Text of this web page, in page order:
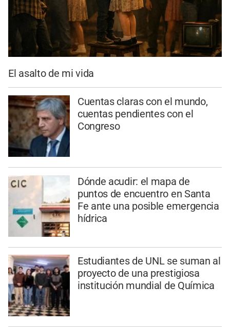
El asalto de mi vida
Cuentas claras con el mundo,
cuentas pendientes con el
Congreso
Dónde acudir: el mapa de
puntos de encuentro en Santa
Fe ante una posible emergencia
hídrica
Estudiantes de UNL se suman al
proyecto de una prestigiosa
institución mundial de Química